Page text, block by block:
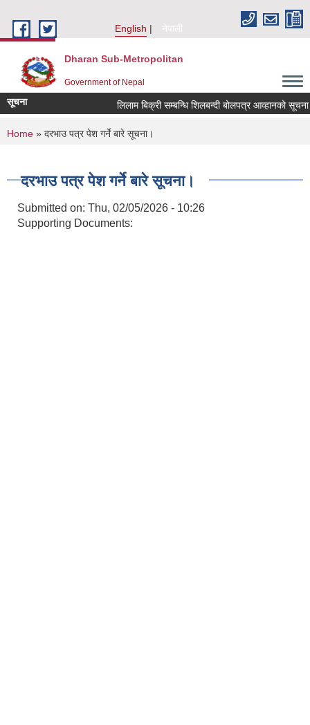
English
नेपाली
Dharan Sub-Metropolitan
Government of Nepal
सूचना लिलाम बिक्री सम्बन्धि शिलबन्दी बोलपत्र आव्हानको सूचना।
You are here
Home » दरभाउ पत्र पेश गर्ने बारे सूचना।
दरभाउ पत्र पेश गर्ने बारे सूचना।
Submitted on: Thu, 02/05/2026 - 10:26
Supporting Documents: